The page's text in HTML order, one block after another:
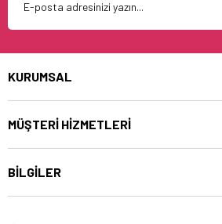
KURUMSAL
MÜŞTERİ HİZMETLERİ
BİLGİLER